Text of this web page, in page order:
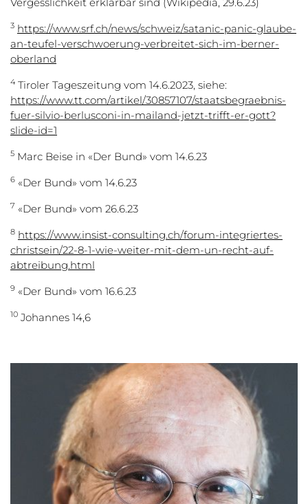
3 https://www.srf.ch/news/schweiz/satanic-panic-glaube-
an-teufel-verschwoerung-verbreitet-sich-im-berner-
oberland
4Tiroler Tageszeitung vom 14.6.2023, siehe:
https://www.tt.com/artikel/30857107/staatsbegraebnis-
fuer-silvio-berlusconi-in-mailand-jetzt-trifft-er-gott?
slide-id=1
5 Marc Beise in «Der Bund» vom 14.6.23
6 «Der Bund» vom 14.6.23
7 «Der Bund» vom 26.6.23
8 https://www.insist-consulting.ch/forum-integriertes-
christsein/22-8-1-wie-weiter-mit-dem-un-recht-auf-
abtreibung.html
9 «Der Bund» vom 16.6.23
10 Johannes 14,6